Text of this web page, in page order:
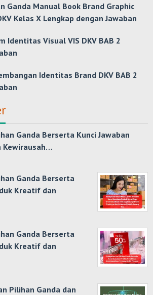
Ganda Manual Book Brand Graphic
Kelas X Lengkap dengan Jawaban
Identitas Visual VIS DKV BAB 2
Identitas Brand DKV BAB 2
Ganda Berserta Kunci Jawaban
Kewirausah…
Ganda Berserta
Kreatif dan
Ganda Berserta
Kreatif dan
Pilihan Ganda dan